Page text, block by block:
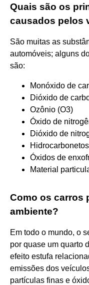
Quais são os
causados pelos
São muitas as
automóveis; alguns
são:
Monóxido de
Dióxido de
Ozônio (O3)
Óxido de
Dióxido de
Óxidos de
Material
Como os carros
ambiente?
Em todo o mundo, o
por quase um quarto
efeito estufa
emissões dos
partículas finas e